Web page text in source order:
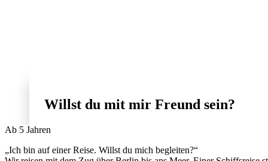
Willst du mit mir Freund sein?
Ab 5 Jahren
„Ich bin auf einer Reise. Willst du mich begleiten?“